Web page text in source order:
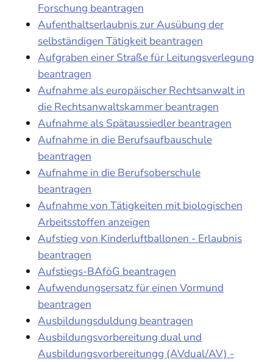
Forschung beantragen
Aufenthaltserlaubnis zur Ausübung der
selbständigen Tätigkeit beantragen
Aufgraben einer Straße für Leitungsverlegung
beantragen
Aufnahme als europäischer Rechtsanwalt in
die Rechtsanwaltskammer beantragen
Aufnahme als Spätaussiedler beantragen
Aufnahme in die Berufsaufbauschule
beantragen
Aufnahme in die Berufsoberschule
beantragen
Aufnahme von Tätigkeiten mit biologischen
Arbeitsstoffen anzeigen
Aufstieg von Kinderluftballonen - Erlaubnis
beantragen
Aufstiegs-BAföG beantragen
Aufwendungsersatz für einen Vormund
beantragen
Ausbildungsduldung beantragen
Ausbildungsvorbereitung dual und
Ausbildungsvorbereitungg (AVdual/AV) -